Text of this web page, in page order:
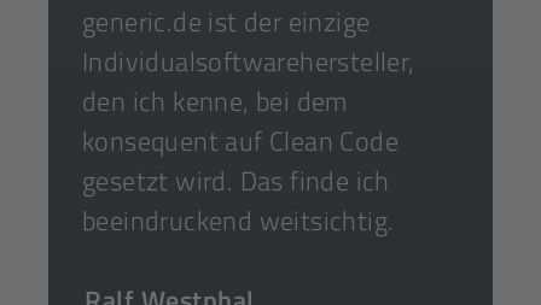
generic.de ist der einzige
Individual­soft­ware­her­steller,
den ich kenne, bei dem
konsequent auf Clean Code
gesetzt wird. Das finde ich
beein­druckend weit­sichtig.